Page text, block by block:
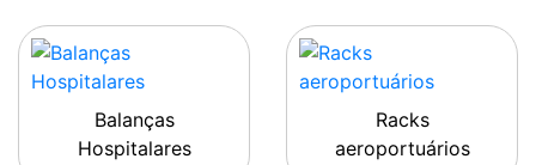
Balanças
Hospitalares
Racks
aeroportuários